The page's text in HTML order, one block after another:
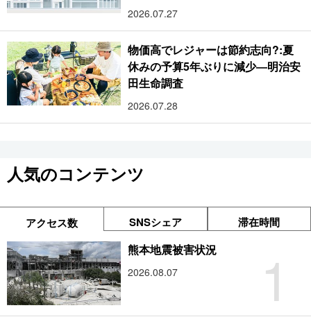
2026.07.27
物価高でレジャーは節約志向?:夏
休みの予算5年ぶりに減少―明治安
田生命調査
2026.07.28
人気のコンテンツ
アクセス数 SNSシェア 滞在時間
1
熊本地震被害状況
2026.08.07